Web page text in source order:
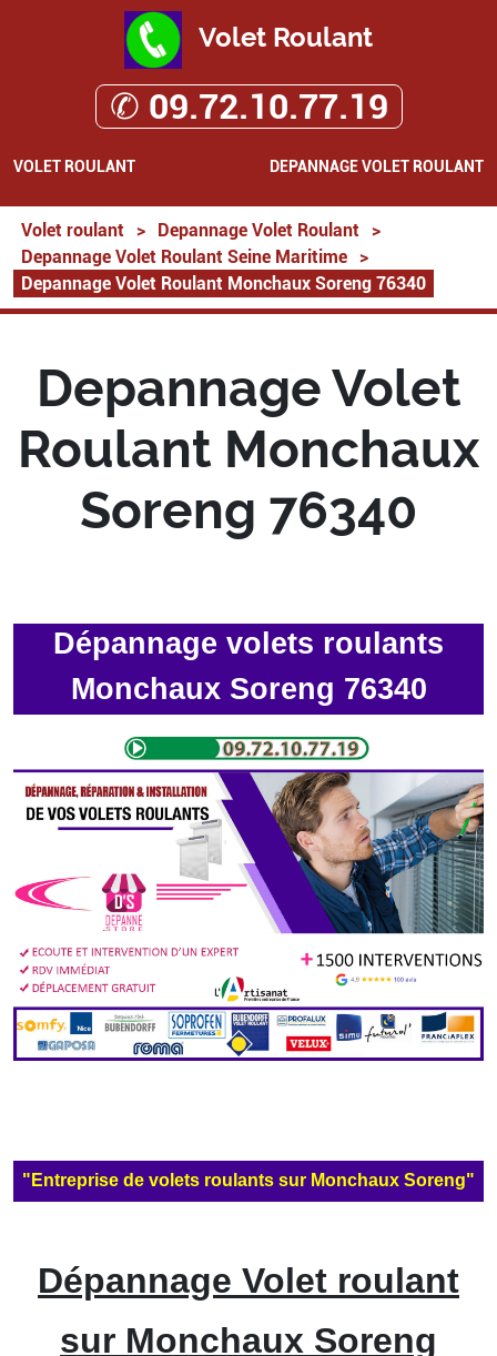
Volet Roulant
✆ 09.72.10.77.19
VOLET ROULANT DEPANNAGE VOLET ROULANT
Volet roulant > Depannage Volet Roulant
>
Depannage Volet Roulant Seine Maritime
>
Depannage Volet Roulant Monchaux Soreng 76340
Depannage Volet
Roulant Monchaux
Soreng 76340
Dépannage volets roulants
Monchaux Soreng 76340
"Entreprise de volets roulants sur Monchaux Soreng"
Dépannage Volet roulant
sur Monchaux Soreng